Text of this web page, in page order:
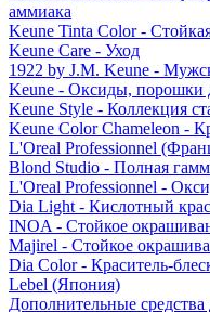
аммиака
Keune Tinta Color -
Keune Care - Уход
1922 by J.M. Keune -
Keune - Оксиды, порошки
Keune Style - Коллекция
Keune Color Chameleon -
L'Oreal Professionnel
Blond Studio - Полная
L'Oreal Professionnel -
Dia Light - Кислотный
INOA - Стойкое
Majirel - Стойкое
Dia Color - Краситель-
Lebel (Япония)
Дополнительные